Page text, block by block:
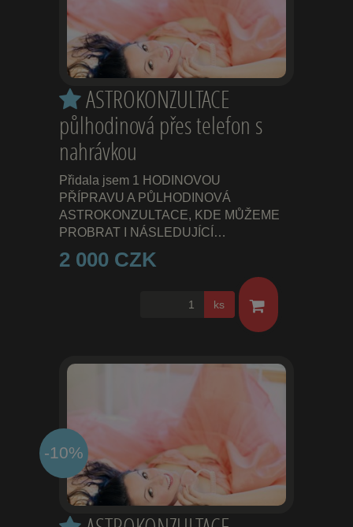
ASTROKONZULTACE
půlhodinová přes telefon s
nahrávkou
Přidala jsem 1 HODINOVOU
PŘÍPRAVU A PŮLHODINOVÁ
ASTROKONZULTACE, KDE MŮŽEME
PROBRAT I NÁSLEDUJÍCÍ…
2 000 CZK
ks
-10%